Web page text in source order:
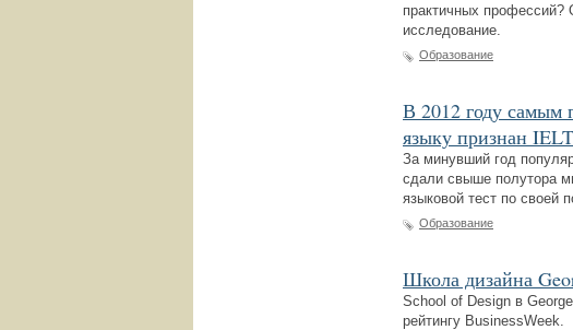
практичных профессий?
исследование.
Образование
В 2012 году самым
языку признан
За минувший год
сдали свыше полутора
языковой тест по своей
Образование
Школа дизайна
School of Design в
рейтингу BusinessWeek.